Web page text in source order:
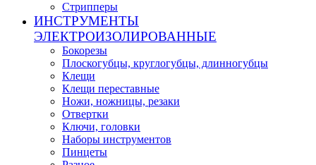
Стрипперы
ИНСТРУМЕНТЫ
ЭЛЕКТРОИЗОЛИРОВАННЫЕ
Бокорезы
Плоскогубцы, круглогубцы, длинногубцы
Клещи
Клещи переставные
Ножи, ножницы, резаки
Отвертки
Ключи, головки
Наборы инструментов
Пинцеты